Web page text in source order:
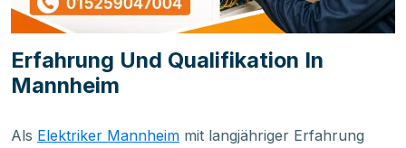
Erfahrung Und Qualifikation In
Mannheim
Als Elektriker Mannheim mit langjähriger Erfahrung